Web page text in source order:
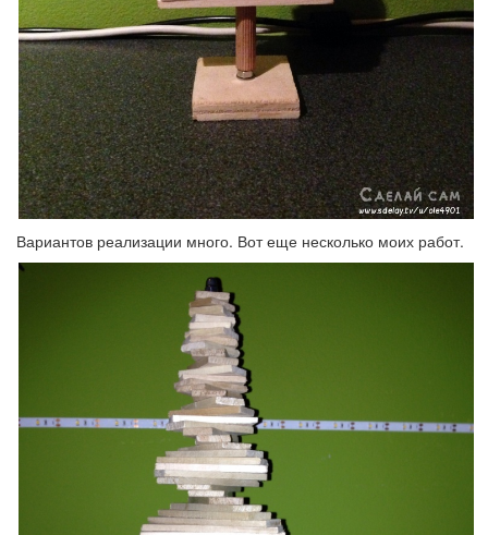
Вариантов реализации много. Вот еще несколько моих работ.